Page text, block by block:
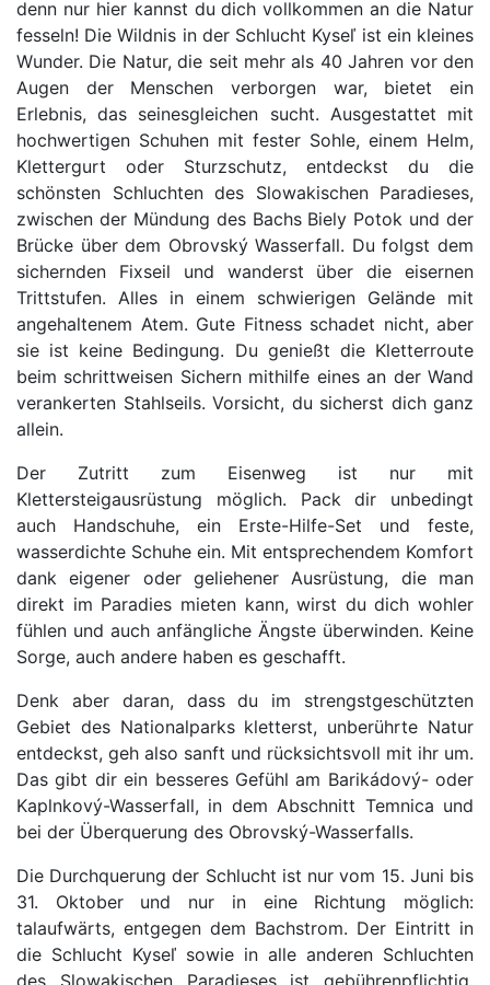
denn nur hier kannst du dich vollkommen an die Natur
fesseln! Die Wildnis in der Schlucht Kyseľ ist ein kleines
Wunder. Die Natur, die seit mehr als 40 Jahren vor den
Augen der Menschen verborgen war, bietet ein
Erlebnis, das seinesgleichen sucht. Ausgestattet mit
hochwertigen Schuhen mit fester Sohle, einem Helm,
Klettergurt oder Sturzschutz, entdeckst du die
schönsten Schluchten des Slowakischen Paradieses,
zwischen der Mündung des Bachs Biely Potok und der
Brücke über dem Obrovský Wasserfall. Du folgst dem
sichernden Fixseil und wanderst über die eisernen
Trittstufen. Alles in einem schwierigen Gelände mit
angehaltenem Atem. Gute Fitness schadet nicht, aber
sie ist keine Bedingung. Du genießt die Kletterroute
beim schrittweisen Sichern mithilfe eines an der Wand
verankerten Stahlseils. Vorsicht, du sicherst dich ganz
allein.
Der Zutritt zum Eisenweg ist nur mit
Klettersteigausrüstung möglich. Pack dir unbedingt
auch Handschuhe, ein Erste-Hilfe-Set und feste,
wasserdichte Schuhe ein. Mit entsprechendem Komfort
dank eigener oder geliehener Ausrüstung, die man
direkt im Paradies mieten kann, wirst du dich wohler
fühlen und auch anfängliche Ängste überwinden. Keine
Sorge, auch andere haben es geschafft.
Denk aber daran, dass du im strengstgeschützten
Gebiet des Nationalparks kletterst, unberührte Natur
entdeckst, geh also sanft und rücksichtsvoll mit ihr um.
Das gibt dir ein besseres Gefühl am Barikádový- oder
Kaplnkový-Wasserfall, in dem Abschnitt Temnica und
bei der Überquerung des Obrovský-Wasserfalls.
Die Durchquerung der Schlucht ist nur vom 15. Juni bis
31. Oktober und nur in eine Richtung möglich:
talaufwärts, entgegen dem Bachstrom. Der Eintritt in
die Schlucht Kyseľ sowie in alle anderen Schluchten
des Slowakischen Paradieses ist gebührenpflichtig.